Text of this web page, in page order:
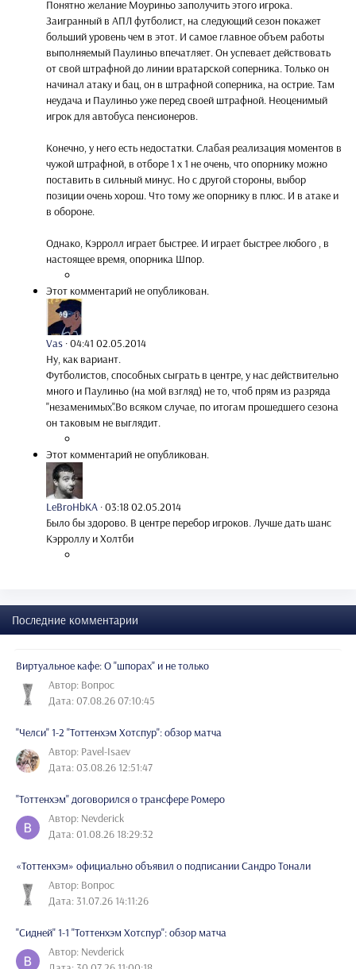
Понятно желание Моуриньо заполучить этого игрока.
Заигранный в АПЛ футболист, на следующий сезон покажет
больший уровень чем в этот. И самое главное объем работы
выполняемый Паулиньо впечатляет. Он успевает действовать
от свой штрафной до линии вратарской соперника. Только он
начинал атаку и бац, он в штрафной соперника, на острие. Там
неудача и Паулиньо уже перед своей штрафной. Неоценимый
игрок для автобуса пенсионеров.
Конечно, у него есть недостатки. Слабая реализация моментов в
чужой штрафной, в отборе 1 х 1 не очень, что опорнику можно
поставить в сильный минус. Но с другой стороны, выбор
позиции очень хорош. Что тому же опорнику в плюс. И в атаке и
в обороне.
Однако, Кэрролл играет быстрее. И играет быстрее любого , в
настоящее время, опорника Шпор.
Этот комментарий не опубликован.
Vas ·04:41 02.05.2014
Ну, как вариант.
Футболистов, способных сыграть в центре, у нас действительно
много и Паулиньо (на мой взгляд) не то, чтоб прям из разряда
"незаменимых".Во всяком случае, по итогам прошедшего сезона
он таковым не выглядит.
Этот комментарий не опубликован.
LeBroHbKA ·03:18 02.05.2014
Было бы здорово. В центре перебор игроков. Лучше дать шанс
Кэрроллу и Холтби
Последние комментарии
Виртуальное кафе: О "шпорах" и не только
Автор: Вопрос
Дата: 07.08.26 07:10:45
"Челси" 1-2 "Тоттенхэм Хотспур": обзор матча
Автор: Pavel-Isaev
Дата: 03.08.26 12:51:47
"Тоттенхэм" договорился о трансфере Ромеро
Автор: Nevderick
Дата: 01.08.26 18:29:32
«Тоттенхэм» официально объявил о подписании Сандро Тонали
Автор: Вопрос
Дата: 31.07.26 14:11:26
"Сидней" 1-1 "Тоттенхэм Хотспур": обзор матча
Автор: Nevderick